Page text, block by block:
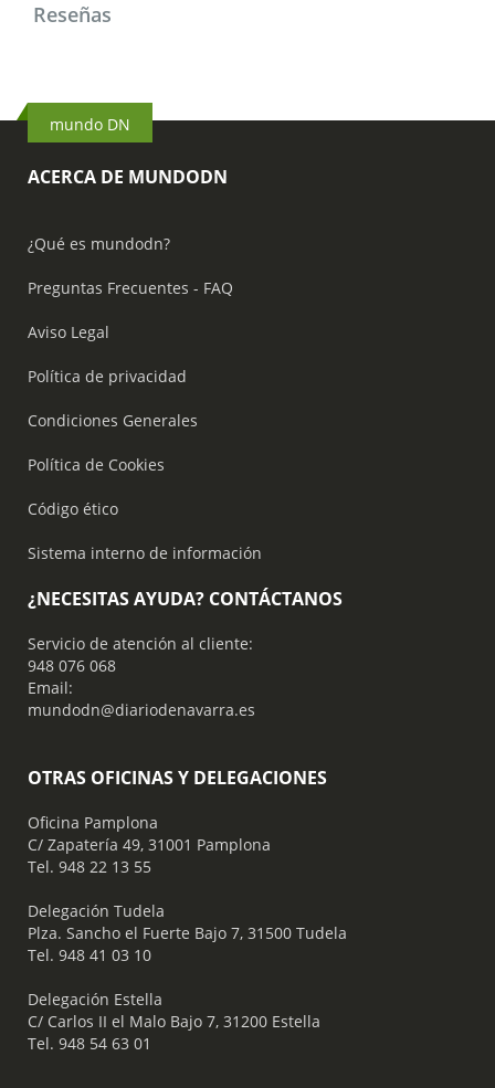
Reseñas
mundo DN
ACERCA DE MUNDODN
¿Qué es mundodn?
Preguntas Frecuentes - FAQ
Aviso Legal
Política de privacidad
Condiciones Generales
Política de Cookies
Código ético
Sistema interno de información
¿NECESITAS AYUDA? CONTÁCTANOS
Servicio de atención al cliente:
948 076 068
Email:
mundodn@diariodenavarra.es
OTRAS OFICINAS Y DELEGACIONES
Oficina Pamplona
C/ Zapatería 49, 31001 Pamplona
Tel. 948 22 13 55
​ Delegación Tudela
Plza. Sancho el Fuerte Bajo 7, 31500 Tudela
Tel. 948 41 03 10
​ Delegación Estella
C/ Carlos II el Malo Bajo 7, 31200 Estella
Tel. 948 54 63 01